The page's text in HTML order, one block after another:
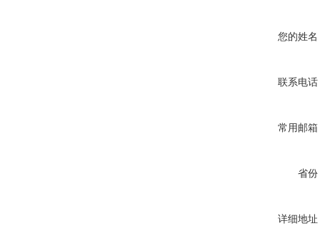
您的姓名
联系电话
常用邮箱
省份
详细地址